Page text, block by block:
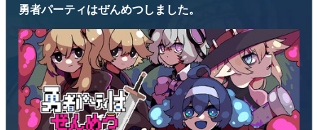
勇者パーティはぜんめつしました。